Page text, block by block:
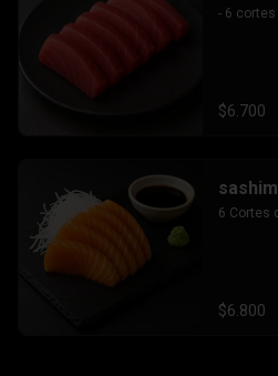
- 6
$6.700
6 Cortes
$6.800